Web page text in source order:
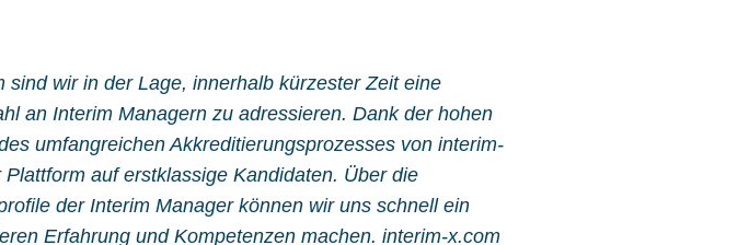
sind wir in der Lage, innerhalb kürzester Zeit eine
an Interim Managern zu adressieren. Dank der hohen
umfangreichen Akkreditierungsprozesses von interim-
auf erstklassige Kandidaten. Über die
der Interim Manager können wir uns schnell ein
Erfahrung und Kompetenzen machen. interim-x.com